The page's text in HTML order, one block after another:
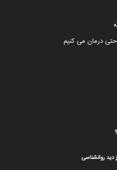
درمان می کنیم
دید روانشناسی